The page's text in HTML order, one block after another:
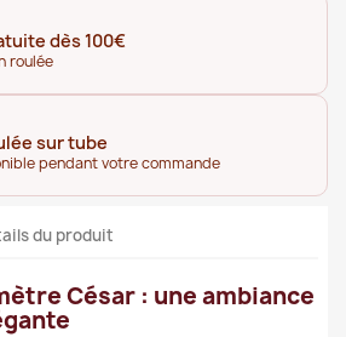
dès 100€
roulée
sur tube
pendant votre commande
du produit
César : une ambiance